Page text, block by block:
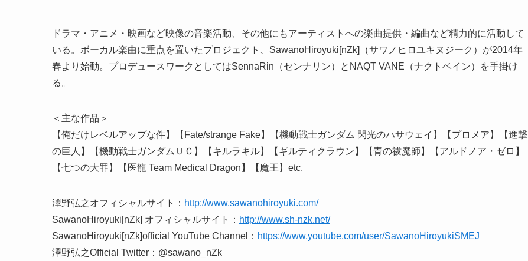
ドラマ・アニメ・映画など映像の音楽活動、その他にもアーティストへの楽曲提供・編曲など精力的に活動して
いる。ボーカル楽曲に重点を置いたプロジェクト、SawanoHiroyuki[nZk]（サワノヒロユキヌジーク）が2014年
春より始動。プロデュースワークとしてはSennaRin（センナリン）とNAQT VANE（ナクトベイン）を手掛け
る。
＜主な作品＞
【俺だけレベルアップな件】【Fate/strange Fake】【機動戦士ガンダム 閃光のハサウェイ】【プロメア】【進撃
の巨人】【機動戦士ガンダムＵＣ】【キルラキル】【ギルティクラウン】【青の祓魔師】【アルドノア・ゼロ】
【七つの大罪】【医龍 Team Medical Dragon】【魔王】etc.
澤野弘之オフィシャルサイト： http://www.sawanohiroyuki.com/
SawanoHiroyuki[nZk] オフィシャルサイト： http://www.sh-nzk.net/
SawanoHiroyuki[nZk]official YouTube Channel： https://www.youtube.com/user/SawanoHiroyukiSMEJ
澤野弘之Official Twitter：@sawano_nZk